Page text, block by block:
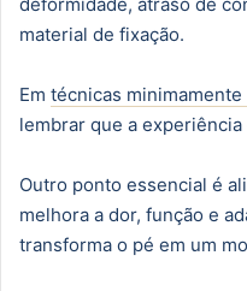
material de fixação.
Em técnicas minimamente
lembrar que a
Outro ponto essencial é
melhora a dor, função e
transforma o pé em um